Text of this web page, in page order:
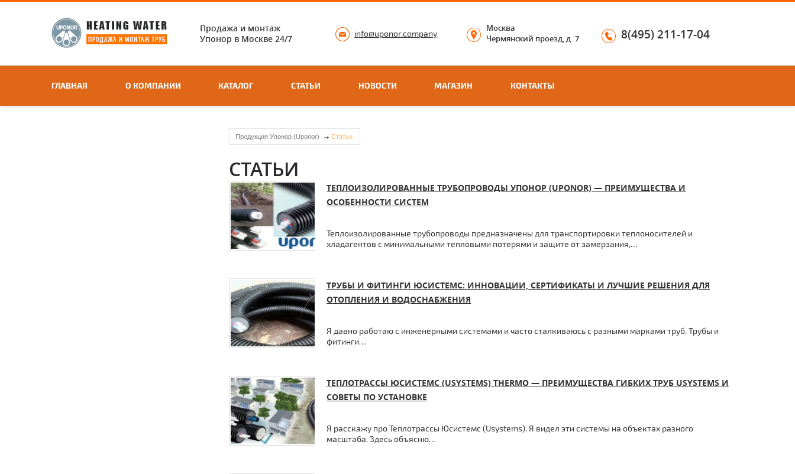
Продажа и монтаж
Упонор в Москве 24/7
info@uponor.company
Москва
Чермянский проезд, д. 7
8(495) 211-17-04
ГЛАВНАЯ О КОМПАНИИ КАТАЛОГ СТАТЬИ НОВОСТИ МАГАЗИН КОНТАКТЫ
Продукция Упонор (Uponor) Статьи
СТАТЬИ
ТЕПЛОИЗОЛИРОВАННЫЕ ТРУБОПРОВОДЫ УПОНОР (UPONOR) — ПРЕИМУЩЕСТВА И
ОСОБЕННОСТИ СИСТЕМ
Теплоизолированные трубопроводы предназначены для транспортировки теплоносителей и
хладагентов с минимальными тепловыми потерями и защите от замерзания,…
ТРУБЫ И ФИТИНГИ ЮСИСТЕМС: ИННОВАЦИИ, СЕРТИФИКАТЫ И ЛУЧШИЕ РЕШЕНИЯ ДЛЯ
ОТОПЛЕНИЯ И ВОДОСНАБЖЕНИЯ
Я давно работаю с инженерными системами и часто сталкиваюсь с разными марками труб. Трубы и
фитинги…
ТЕПЛОТРАССЫ ЮСИСТЕМС (USYSTEMS) THERMO — ПРЕИМУЩЕСТВА ГИБКИХ ТРУБ USYSTEMS И
СОВЕТЫ ПО УСТАНОВКЕ
Я расскажу про Теплотрассы Юсистемс (Usystems). Я видел эти системы на объектах разного
масштаба. Здесь объясню…